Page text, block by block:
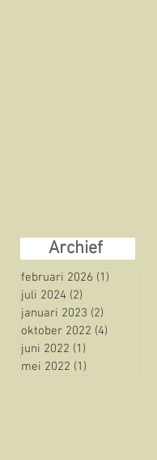
Archief
februari 2026 (1)
juli 2024 (2)
januari 2023 (2)
oktober 2022 (4)
juni 2022 (1)
mei 2022 (1)